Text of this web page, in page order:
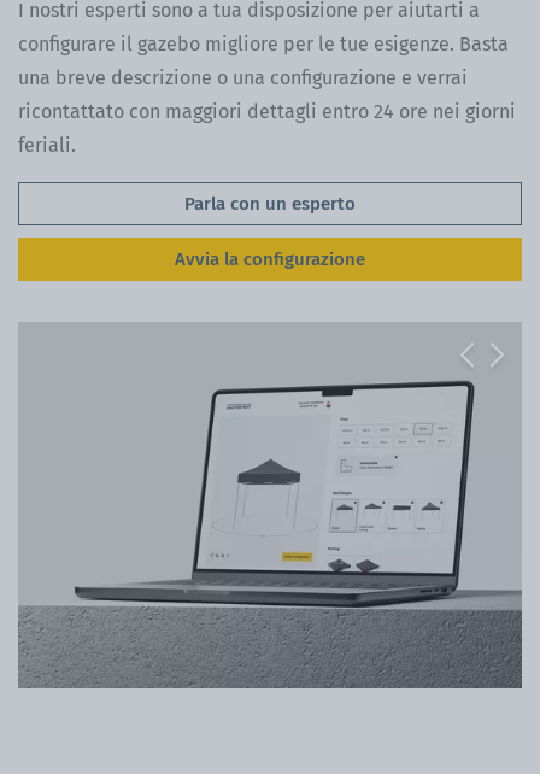
I nostri esperti sono a tua disposizione per aiutarti a
configurare il gazebo migliore per le tue esigenze. Basta
una breve descrizione o una configurazione e verrai
ricontattato con maggiori dettagli entro 24 ore nei giorni
feriali.
Parla con un esperto
Avvia la configurazione
Previous
Next